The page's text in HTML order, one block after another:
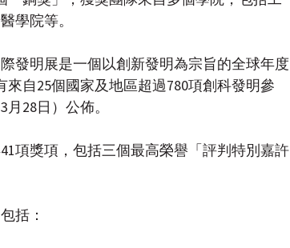
學院等。
發明展是一個以創新發明為宗旨的全球年度
自25個國家及地區超過780項創科發明參
28日）公佈。
項獎項，包括三個最高榮譽「評判特別嘉許
括：